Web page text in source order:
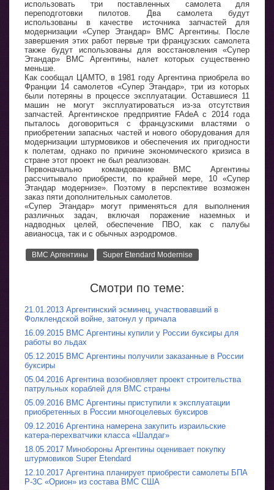
использовать три поставленных самолета для
переподготовки пилотов. Два самолета будут
использованы в качестве источника запчастей для
модернизации «Супер Этандар» ВМС Аргентины. После
завершения этих работ первые три французских самолета
также будут использованы для восстановления «Супер
Этандар» ВМС Аргентины, налет которых существенно
меньше.
Как сообщал ЦАМТО, в 1981 году Аргентина приобрела во
Франции 14 самолетов «Супер Этандар», три из которых
были потеряны в процессе эксплуатации. Оставшиеся 11
машин не могут эксплуатироваться из-за отсутствия
запчастей. Аргентинское предприятие FAdeA с 2014 года
пыталось договориться с французскими властями о
приобретении запасных частей и нового оборудования для
модернизации штурмовиков и обеспечения их пригодности
к полетам, однако по причине экономического кризиса в
стране этот проект не был реализован.
Первоначально командование ВМС Аргентины
рассчитывало приобрести, по крайней мере, 10 «Супер
Этандар модернизе». Поэтому в перспективе возможен
заказ пяти дополнительных самолетов.
«Супер Этандар» могут применяться для выполнения
различных задач, включая поражение наземных и
надводных целей, обеспечение ПВО, как с палубы
авианосца, так и с обычных аэродромов.
ВМС Аргентины Super Etendard Modernise
Смотри по теме:
21.01.2013 Аргентинский эсминец, участвовавший в
Фолклендской войне, затонул у причала
16.09.2015 ВМС Аргентины купили у России буксиры для
работы во льдах
05.12.2015 ВМС Аргентины получили заказанные в России
буксиры
05.04.2016 Аргентина возобновляет проект строительства
патрульных кораблей для ВМС страны
05.09.2016 ВМС Аргентины приступили к эксплуатации
приобретенных в России многоцелевых буксиров
09.12.2016 Аргентина намерена закупить израильские
катера-перехватчики класса «Шалдаг»
18.05.2017 Минобороны Аргентины оценивает покупку
штурмовиков Super Etendard
12.10.2017 Аргентина планирует приобрести самолеты БПА
P-3C «Орион» из состава ВМС США